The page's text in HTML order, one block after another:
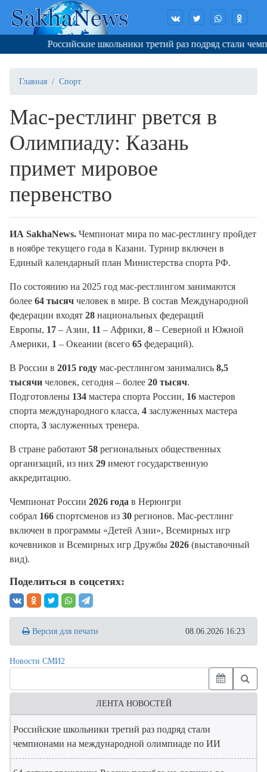
Российские школьники третий раз подряд стали
Главная Спорт
Мас-рестлинг рвется в
Олимпиаду: Казань
примет мировое
первенство
ИА SakhaNews. Чемпионат мира по мас-рестлингу пройдет
в ноябре текущего года в Казани. Турнир включен в
Единый календарный план Министерства спорта РФ.
По состоянию на 2025 год мас-рестлингом занимаются
более 64 тысяч человек в мире. В состав Международной
федерации входят 28 национальных федераций
Европы, 17 – Азии, 11 – Африки, 8 – Северной и Южной
Америки, 1 – Океании (всего 65 федераций).
В России в 2015 году мас-рестлингом занимались 8,5
тысячи человек, сегодня – более 20 тысяч.
Подготовлены 134 мастера спорта России, 16 мастеров
спорта международного класса, 4 заслуженных мастера
спорта, 3 заслуженных тренера.
В стране работают 58 региональных общественных
организаций, из них 29 имеют государственную
аккредитацию.
Чемпионат России 2026 года в Нерюнгри
собрал 166 спортсменов из 30 регионов. Мас-рестлинг
включен в программы «Детей Азии», Всемирных игр
кочевников и Всемирных игр Дружбы 2026 (выставочный
вид).
Поделиться в соцсетях:
Версия для печати 08.06.2026 16:23
Новости СМИ2
ЛЕНТА НОВОСТЕЙ
Российские школьники третий раз подряд стали
чемпионами на международной олимпиаде по ИИ